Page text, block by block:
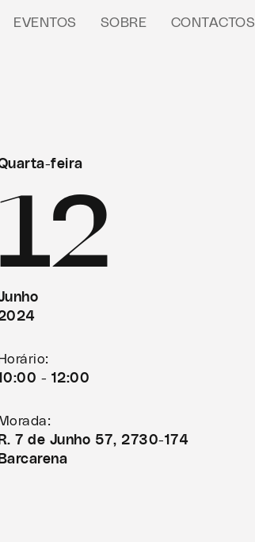
EVENTOS SOBRE CONTACTOS
feira
12
Horário:
- 12:00
Morada:
R. 7 de Junho 57, 2730-174
Barcarena